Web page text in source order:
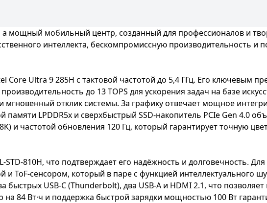
мощный мобильный центр, созданный для профессионалов и
интеллекта, бескомпромиссную производительность
Core Ultra 9 285H с тактовой частотой до 5,4 ГГц. Его ключевым
до 13 TOPS для ускорения задач на базе
отклик системы. За графику отвечает мощное
памяти LPDDR5x и сверхбыстрый SSD-накопитель PCIe Gen 4.0
и частотой обновления 120 Гц, который гарантирует точную
STD-810H, что подтверждает его надёжность и долговечность.
и ToF-сенсором, который в паре с функцией интеллектуального
быстрых USB-C(Thunderbolt), два USB-A и HDMI2.1, что
на 84 Вт·ч и поддержка быстрой зарядки мощностью 100 Вт